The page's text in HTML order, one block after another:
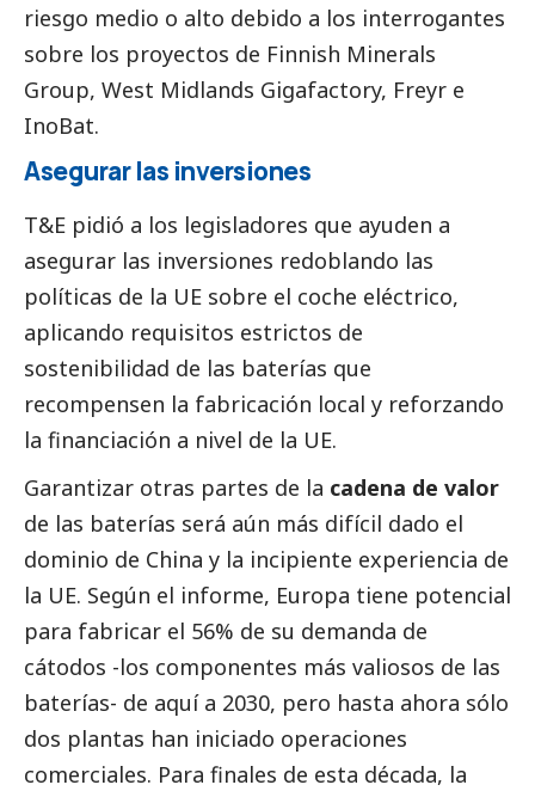
riesgo medio o alto debido a los interrogantes
sobre los proyectos de Finnish Minerals
Group, West Midlands Gigafactory, Freyr e
InoBat.
Asegurar las inversiones
T&E pidió a los legisladores que ayuden a
asegurar las inversiones redoblando las
políticas de la UE sobre el coche eléctrico,
aplicando requisitos estrictos de
sostenibilidad de las baterías que
recompensen la fabricación local y reforzando
la financiación a nivel de la UE.
Garantizar otras partes de la cadena de valor
de las baterías será aún más difícil dado el
dominio de China y la incipiente experiencia de
la UE. Según el informe, Europa tiene potencial
para fabricar el 56% de su demanda de
cátodos -los componentes más valiosos de las
baterías- de aquí a 2030, pero hasta ahora sólo
dos plantas han iniciado operaciones
comerciales. Para finales de esta década, la